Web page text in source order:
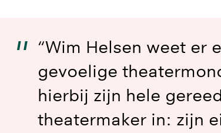
“Wim Helsen weet er
gevoelige
hierbij zijn hele
theatermaker in: zijn